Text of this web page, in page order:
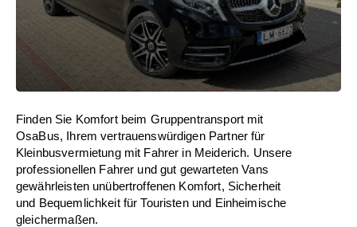
Finden Sie Komfort beim Gruppentransport mit
OsaBus, Ihrem vertrauenswürdigen Partner für
Kleinbusvermietung mit Fahrer in Meiderich. Unsere
professionellen Fahrer und gut gewarteten Vans
gewährleisten unübertroffenen Komfort, Sicherheit
und Bequemlichkeit für Touristen und Einheimische
gleichermaßen.